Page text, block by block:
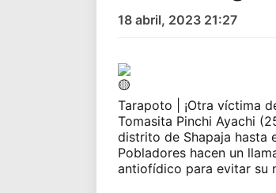
18 abril, 2023 21:27
Tarapoto
| ¡Otra víctima
Tomasita Pinchi Ayachi
distrito de Shapaja hasta
Pobladores hacen un
antiofídico para evitar su